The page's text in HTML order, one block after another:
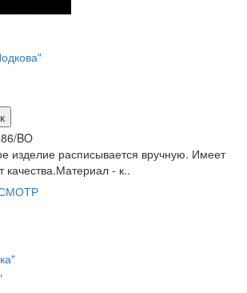
BO
изделие расписывается вручную. Имеет
качества.Материал - к..